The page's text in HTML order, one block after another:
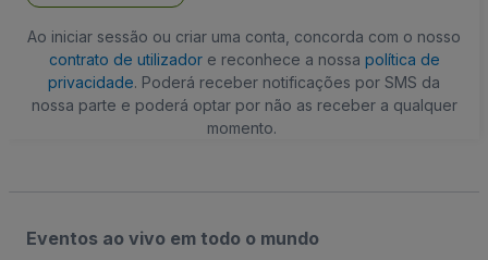
Ao iniciar sessão ou criar uma conta, concorda com o nosso
contrato de utilizadore reconhece a nossa política de
privacidade. Poderá receber notificações por SMS da
nossa parte e poderá optar por não as receber a qualquer
momento.
Eventos ao vivo em todo o mundo